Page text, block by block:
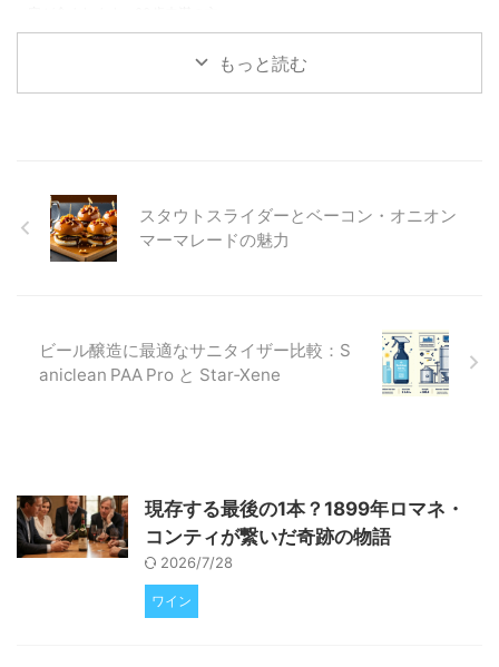
足跡を残し、未来のビールを形作
ろうとしているのかを詳しくご紹
から西アフリカで栽培されてき
た、非常に歴史の古い穀物です。
この「奇跡の穀物」と呼ばれるフ
の閲覧・購入は禁止されていま
す。 クラフトビール業界を取り
ていきます。表面的な情報だけで
は見えない、クラフトビールの多
様な側面と成長の可能性を一緒に
ィアでは「クラフトビールの終
焉」 ...
もっと読む
スタウトスライダーとベーコン・オニオン
マーマレードの魅力
ビール醸造に最適なサニタイザー比較：S
aniclean PAA Pro と Star‑Xene
現存する最後の1本？1899年ロマネ・
コンティが繋いだ奇跡の物語
2026/7/28
ワイン